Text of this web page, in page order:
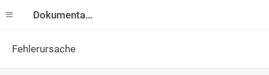
Dokumentation
Fehlerursache